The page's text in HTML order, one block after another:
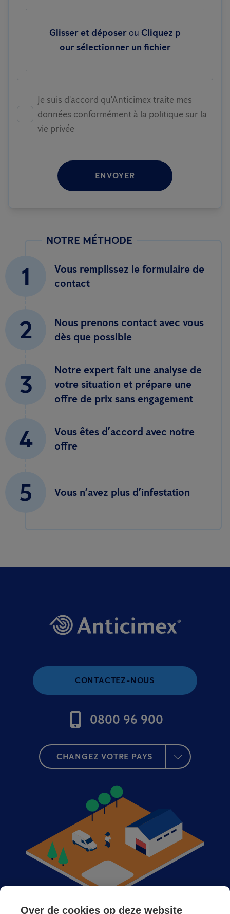
Glisser et déposerou Cliquez p
our sélectionner un fichier
Je suis d'accord qu'Anticimex traite mes
données conformément à la politique sur la
vie privée
ENVOYER
NOTRE MÉTHODE
1
Vous remplissez le formulaire de
contact
2
Nous prenons contact avec vous
dès que possible
3
Notre expert fait une analyse de
votre situation et prépare une
offre de prix sans engagement
4
Vous êtes d’accord avec notre
offre
5 Vous n’avez plus d’infestation
CONTACTEZ-NOUS
0800 96 900
CHANGEZ VOTRE PAYS
Over de cookies op deze website